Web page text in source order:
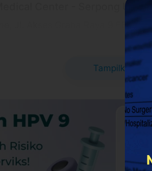
Center - Serpong Utara
Jl. Akses Graha Raya 9 FB I-
https://maps.app.goo.gl/
Senin - Sabtu: 07.00 - 21.00
klinik berlaku selama 60
ubah jadwal dengan mudah via
Anda dapat
dapat berubah
Tampilkan